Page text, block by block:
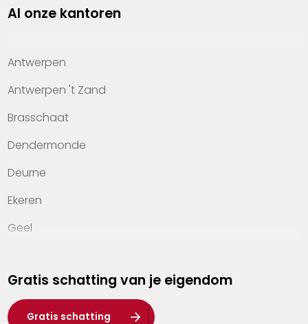
Property management
Kennis van wonen
Kantoren
Veelgestelde vragen
Werken bij Heylen Vastgoed
Contact
Al onze kantoren
Antwerpen
Antwerpen 't Zand
Brasschaat
Dendermonde
Deurne
Ekeren
Geel
Hasselt
Heist-op-den-Berg
Gratis schatting van je eigendom
Gratis schatting